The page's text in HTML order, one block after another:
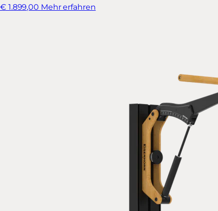
€ 1.899,00 Mehr erfahren